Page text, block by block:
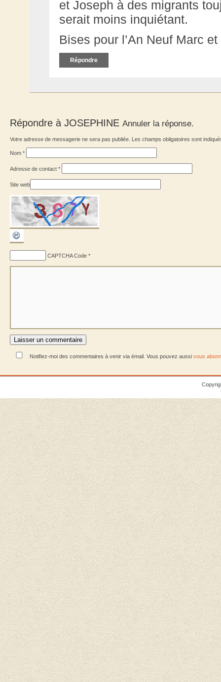
et Joseph à des migrants
serait moins inquiétant.
Bises pour l’An Neuf Marc
Répondre
Répondre à JOSEPHINE Annuler la réponse.
Votre adresse de messagerie ne sera pas publiée. Les champs obligatoires sont
Nom *
Adresse de contact *
Site web
CAPTCHA Code *
Notifiez-moi des commentaires à venir via émail. Vous pouvez aussi vous